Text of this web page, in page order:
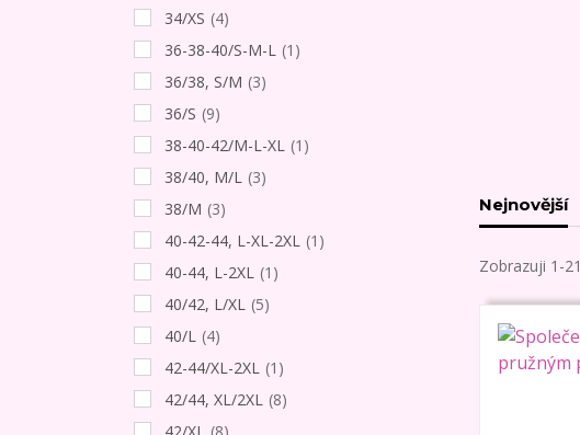
Nejnovější
Zobrazuji 1-
34/XS (4)
36-38-40/S-M-L (1)
36/38, S/M (3)
36/S (9)
38-40-42/M-L-XL (1)
38/40, M/L (3)
38/M (3)
40-42-44, L-XL-2XL (1)
40-44, L-2XL (1)
40/42, L/XL (5)
40/L (4)
42-44/XL-2XL (1)
42/44, XL/2XL (8)
42/XL (8)